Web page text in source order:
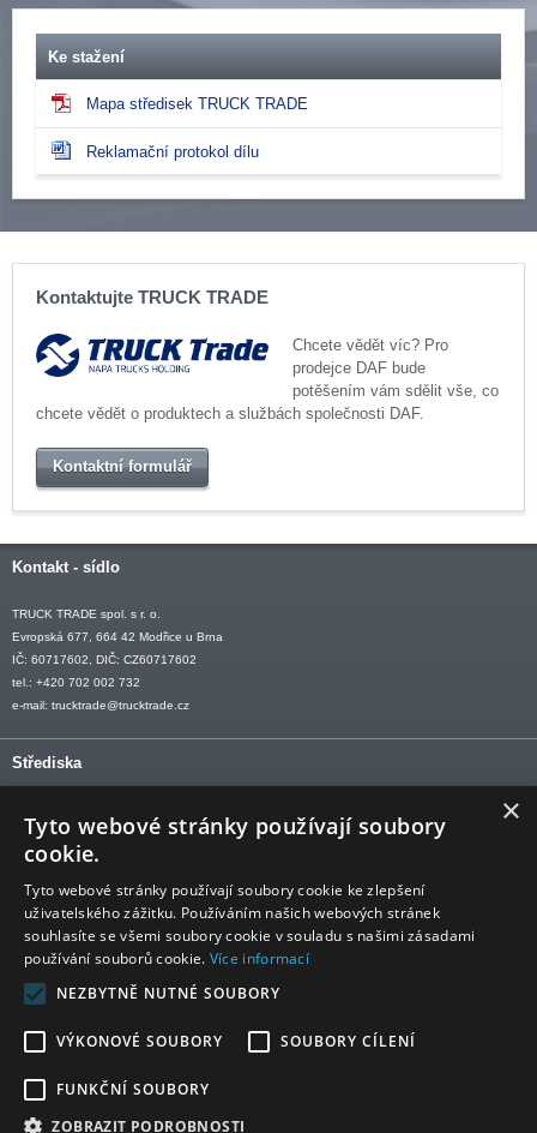
Ke stažení
Mapa středisek TRUCK TRADE
Reklamační protokol dílu
Kontaktujte TRUCK TRADE
Chcete vědět víc? Pro
prodejce DAF bude
potěšením vám sdělit vše, co
chcete vědět o produktech a službách společnosti DAF.
Kontaktní formulář
Kontakt - sídlo
TRUCK TRADE spol. s r. o.
Evropská 677, 664 42 Modřice u Brna
IČ: 60717602, DIČ: CZ60717602
tel.: +420 702 002 732
e-mail: trucktrade@trucktrade.cz
Střediska
OSTRAVA tel: +420 602 547 882
OTROKOVICE tel: +420 577 110 921-2
Sledujte nás
×
Tyto webové stránky používají soubory
cookie.
Tyto webové stránky používají soubory cookie ke zlepšení
uživatelského zážitku. Používáním našich webových stránek
souhlasíte se všemi soubory cookie v souladu s našimi zásadami
používání souborů cookie. Více informací
NEZBYTNĚ NUTNÉ SOUBORY
VÝKONOVÉ SOUBORY SOUBORY CÍLENÍ
FUNKČNÍ SOUBORY
ZOBRAZIT PODROBNOSTI